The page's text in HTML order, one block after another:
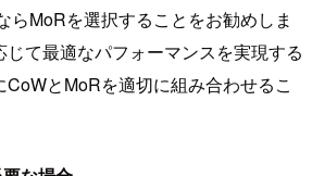
らMoRを選択することをお勧めしま
て最適なパフォーマンスを実現する
とMoRを適切に組み合わせるこ